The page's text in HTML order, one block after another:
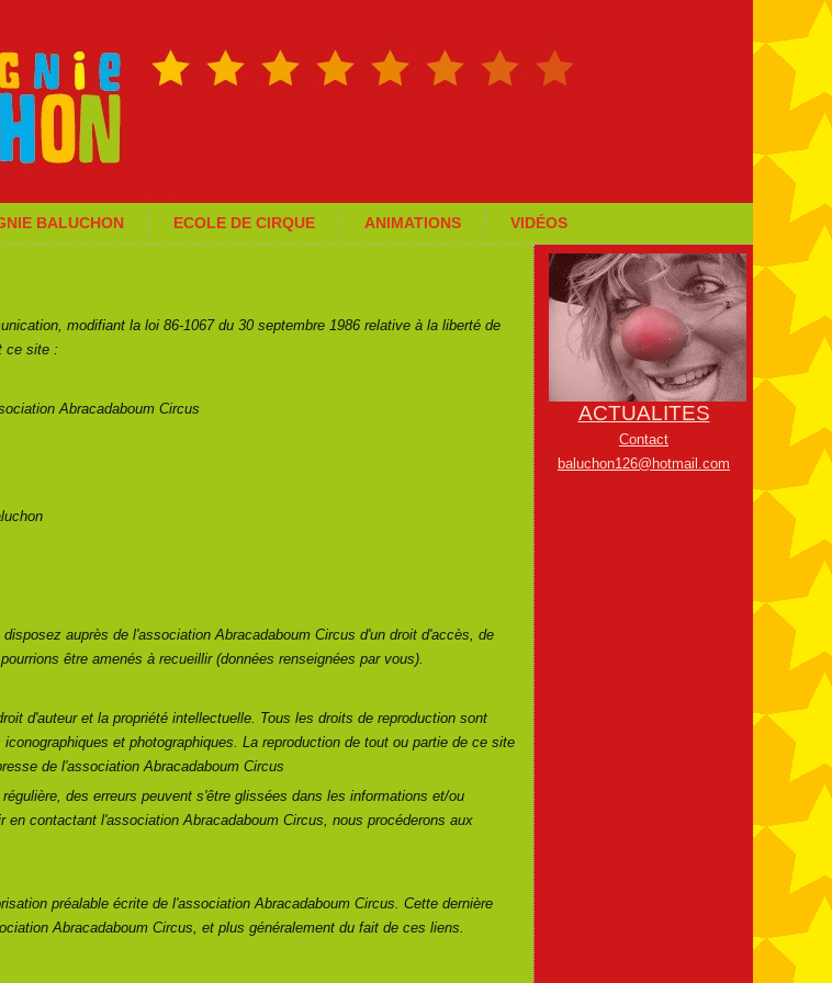
BALUCHON ECOLE DE CIRQUE ANIMATIONS VIDÉOS
modifiant la loi 86-1067 du 30 septembre 1986 relative à la liberté de
ce site :
Abracadaboum Circus
auprès de l'association Abracadaboum Circus d'un droit d'accès, de
être amenés à recueillir (données renseignées par vous).
d'auteur et la propriété intellectuelle. Tous les droits de reproduction sont
et photographiques. La reproduction de tout ou partie de ce site
de l'association Abracadaboum Circus
des erreurs peuvent s'être glissées dans les informations et/ou
contactant l'association Abracadaboum Circus, nous procéderons aux
préalable écrite de l'association Abracadaboum Circus. Cette dernière
Abracadaboum Circus, et plus généralement du fait de ces liens.
ACTUALITES
Contact
baluchon126@hotmail.com